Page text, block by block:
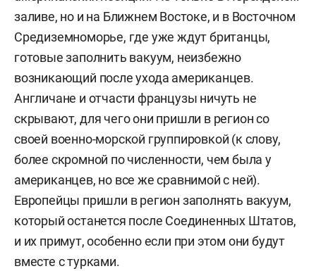
заливе, но и на Ближнем Востоке, и в Восточном
Средиземноморье, где уже ждут британцы,
готовые заполнить вакуум, неизбежно
возникающий после ухода американцев.
Англичане и отчасти французы ничуть не
скрывают, для чего они пришли в регион со
своей военно-морской группировкой (к слову,
более скромной по численности, чем была у
американцев, но все же сравнимой с ней).
Европейцы пришли в регион заполнять вакуум,
который останется после Соединенных Штатов,
и их примут, особенно если при этом они будут
вместе с турками.